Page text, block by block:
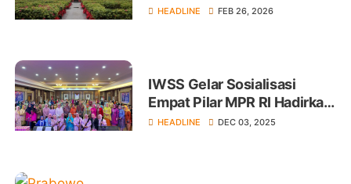
HEADLINE FEB 26, 2026
IWSS Gelar Sosialisasi
Empat Pilar MPR RI Hadirkan
Sejumlah Narasumber
HEADLINE DEC 03, 2025